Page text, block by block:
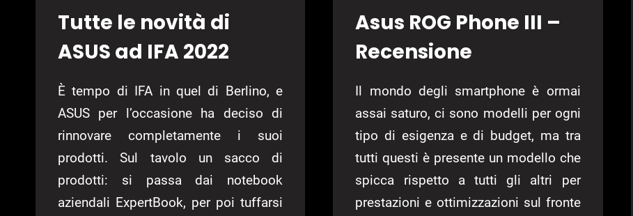
Tutte le novità di
ASUS ad IFA 2022
È tempo di IFA in quel di Berlino, e
ASUS per l’occasione ha deciso di
rinnovare completamente i suoi
prodotti. Sul tavolo un sacco di
prodotti: si passa dai notebook
aziendali ExpertBook, per poi tuffarsi
Asus ROG Phone III –
Recensione
Il mondo degli smartphone è ormai
assai saturo, ci sono modelli per ogni
tipo di esigenza e di budget, ma tra
tutti questi è presente un modello che
spicca rispetto a tutti gli altri per
prestazioni e ottimizzazioni sul fronte